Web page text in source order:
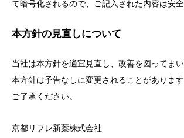
て暗号化されるので、ご記入された内容は安全
本方針の見直しについて
当社は本方針を適宜見直し、改善を図ってまい
本方針は予告なしに変更されることがありま
ご了承ください。
京都リフレ新薬株式会社